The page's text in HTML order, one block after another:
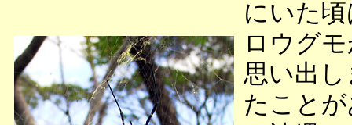
にいた
ロウグ
思い出
たこと